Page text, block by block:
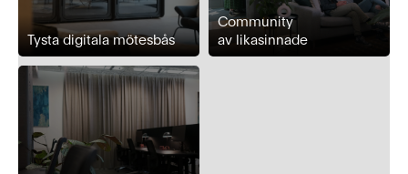
Tysta digitala mötesbås
Community
av likasinnade